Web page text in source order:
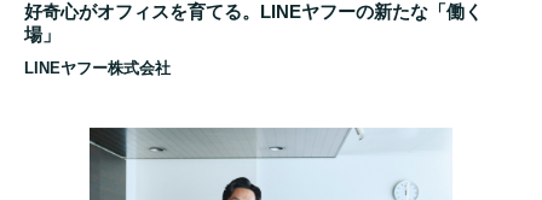
好奇心がオフィスを育てる。LINEヤフーの新たな「働く
場」
LINEヤフー株式会社